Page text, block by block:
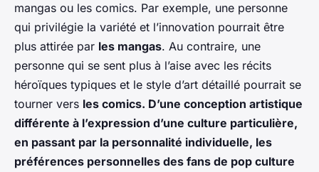
mangas ou les comics. Par exemple, une personne
qui privilégie la variété et l’innovation pourrait être
plus attirée par les mangas. Au contraire, une
personne qui se sent plus à l’aise avec les récits
héroïques typiques et le style d’art détaillé pourrait se
tourner vers les comics. D’une conception artistique
différente à l’expression d’une culture particulière,
en passant par la personnalité individuelle, les
préférences personnelles des fans de pop culture